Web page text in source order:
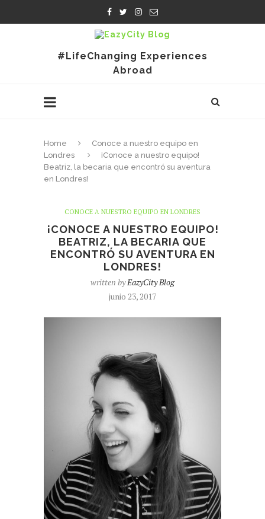
#LifeChanging Experiences
Abroad
Home
Conoce a nuestro equipo en
Londres
¡Conoce a nuestro equipo!
Beatriz, la becaria que encontró su aventura
en Londres!
CONOCE A NUESTRO EQUIPO EN LONDRES
¡CONOCE A NUESTRO EQUIPO!
BEATRIZ, LA BECARIA QUE
ENCONTRÓ SU AVENTURA EN
LONDRES!
written byEazyCity Blog
junio 23, 2017